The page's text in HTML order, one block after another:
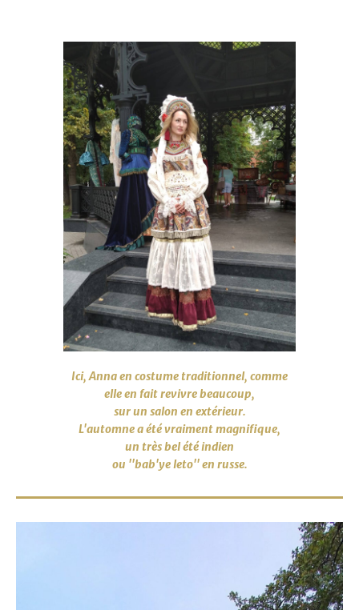
Ici, Anna en costume traditionnel, comme
elle en fait revivre beaucoup,
sur un salon en extérieur.
L'automne a été vraiment magnifique,
un très bel été indien
ou ''bab'ye leto'' en russe.